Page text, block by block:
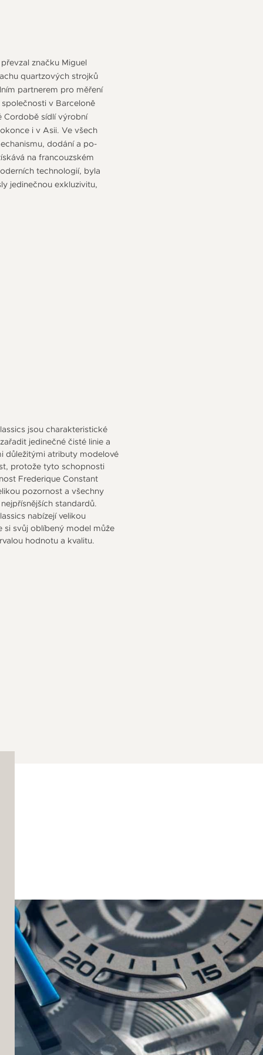
značku Miguel
quartzových strojků
partnerem pro měření
v Barceloně
Cordobě sídlí výrobní
i v Asii. Ve všech
dodání a po-
na francouzském
technologií, byla
jedinečnou exkluzivitu,
jsou charakteristické
jedinečné čisté linie a
důležitými atributy modelové
protože tyto schopnosti
Frederique Constant
pozornost a všechny
standardů.
nabízejí velikou
si svůj oblíbený model může
hodnotu a kvalitu.